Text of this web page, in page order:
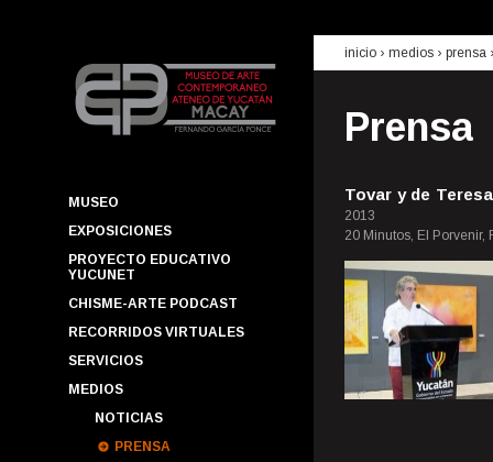
MUSEO
EXPOSICIONES
PROYECTO EDUCATIVO
YUCUNET
CHISME-ARTE PODCAST
RECORRIDOS VIRTUALES
SERVICIOS
MEDIOS
NOTICIAS
PRENSA
inicio › medios › prensa
Prensa
Tovar y de
2013
20 Minutos, El Porvenir,